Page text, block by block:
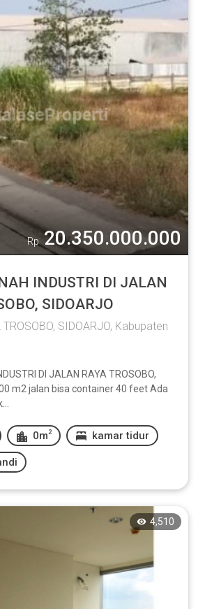
Rp 20.350.000.000
INDUSTRI DI JALAN
SIDOARJO
TROSOBO, SIDOARJO, Kabupaten
DI JALAN RAYA TROSOBO,
m2 jalan bisa container 40 feet Ada
0m 2 kamar tidur
4,510